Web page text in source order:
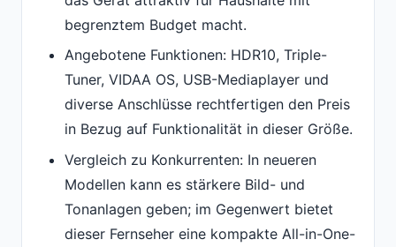
begrenztem Budget macht.
Angebotene Funktionen: HDR10, Triple-
Tuner, VIDAA OS, USB-Mediaplayer und
diverse Anschlüsse rechtfertigen den Preis
in Bezug auf Funktionalität in dieser Größe.
Vergleich zu Konkurrenten: In neueren
Modellen kann es stärkere Bild- und
Tonanlagen geben; im Gegenwert bietet
dieser Fernseher eine kompakte All-in-One-